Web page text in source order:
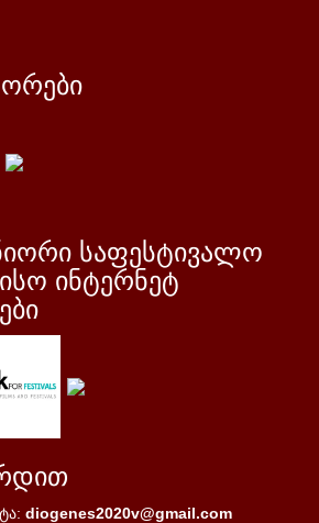
საფესტივალო
ინტერნეტ
diogenes2020v@gmail.com